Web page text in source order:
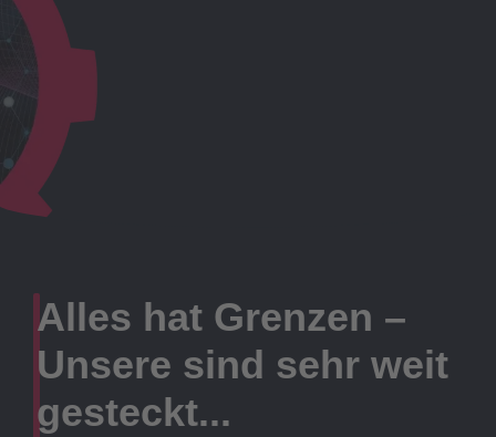
Alles hat Grenzen –
Unsere sind sehr weit
gesteckt...